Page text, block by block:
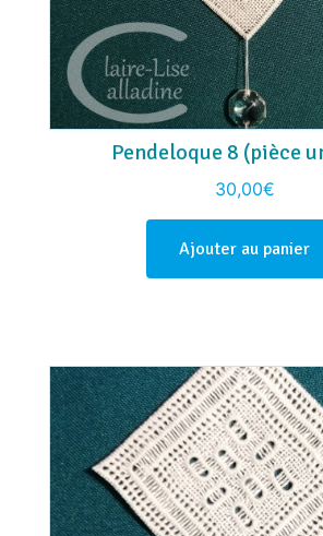
Pendeloque 8 (pièce
30,00€
Ajouter au panier